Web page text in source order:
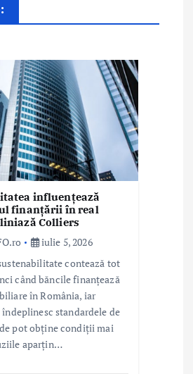
influențează
finanțării în real
Colliers
iulie 5, 2026
contează tot
când băncile finanțează
în România, iar
standardele de
pot obține condiții mai
aparțin…